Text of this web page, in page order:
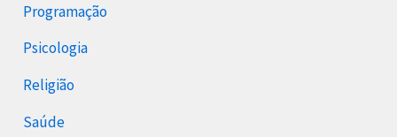
Programação
Psicologia
Religião
Saúde